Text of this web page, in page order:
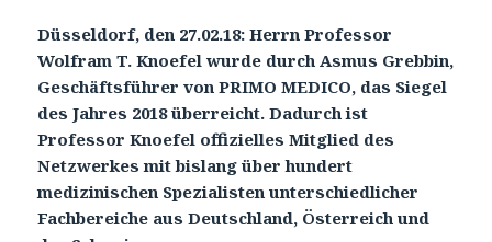
Düsseldorf, den 27.02.18: Herrn Professor
Wolfram T. Knoefel wurde durch Asmus Grebbin,
Geschäftsführer von PRIMO MEDICO, das Siegel
des Jahres 2018 überreicht. Dadurch ist
Professor Knoefel offizielles Mitglied des
Netzwerkes mit bislang über hundert
medizinischen Spezialisten unterschiedlicher
Fachbereiche aus Deutschland, Österreich und